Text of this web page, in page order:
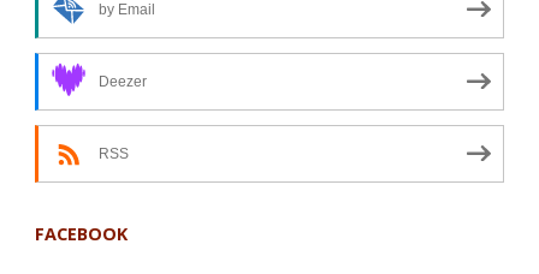
by Email
Deezer
RSS
FACEBOOK